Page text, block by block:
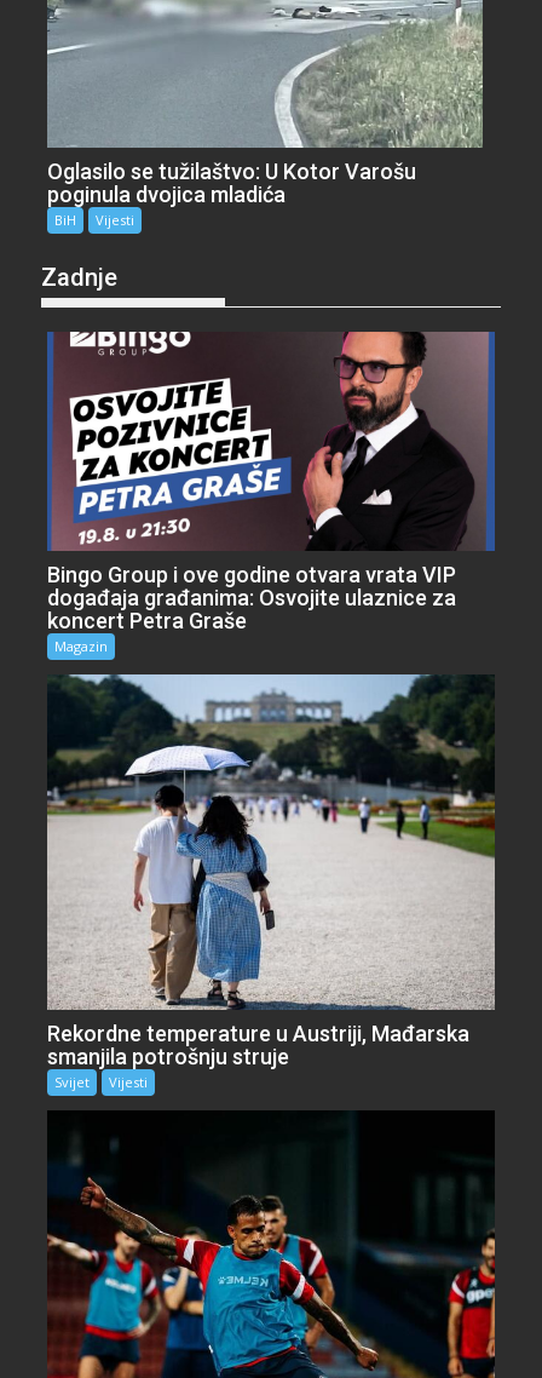
Oglasilo se tužilaštvo: U Kotor Varošu
poginula dvojica mladića
BiH Vijesti
Zadnje
Bingo Group i ove godine otvara vrata VIP
događaja građanima: Osvojite ulaznice za
koncert Petra Graše
Magazin
Rekordne temperature u Austriji, Mađarska
smanjila potrošnju struje
Svijet Vijesti